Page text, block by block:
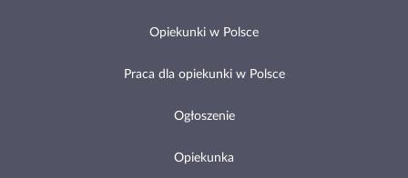
Opiekunki w Polsce
Praca dla opiekunki w Polsce
Ogłoszenie
Opiekunka